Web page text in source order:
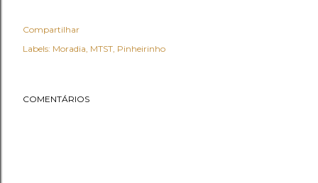
Compartilhar
Labels: Moradia MTST Pinheirinho
COMENTÁRIOS